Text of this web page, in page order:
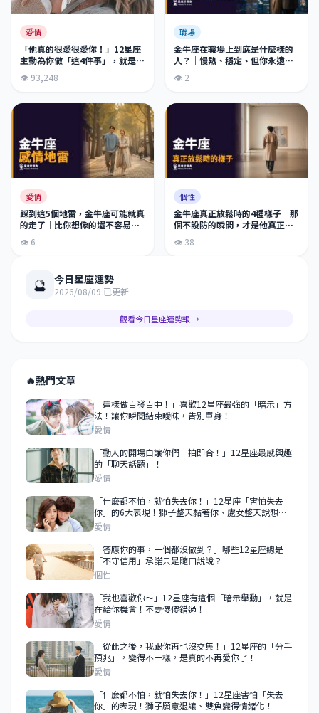
愛情
「他真的很愛很愛你！」12星座
主動為你做「這4件事」，就是真
對你的愛！
👁 93,248
職場
金牛座在職場上到底是什麼樣的
人？｜慢熱、穩定、但你永遠不
👁 2
愛情
踩到這5個地雷，金牛座可能就真
的走了｜比你想像的還不容易挽
👁 6
個性
金牛座真正放鬆時的4種樣子｜那
個不設防的瞬間，才是他真正的
👁 38
🔮 今日星座運勢
2026/08/09 已更新
觀看今日星座運勢報 →
🔥熱門文章
「這樣做百發百中！」喜歡12星座最強的「暗示」方
法！讓你瞬間結束曖昧，告別單身！
愛情
「動人的開場白讓你們一拍即合！」12星座最感興趣
的「聊天話題」！
愛情
「什麼都不怕，就怕失去你！」12星座「害怕失去
你」的6大表現！獅子整天黏著你、處女整天說想
你！
愛情
「答應你的事，一個都沒做到？」哪些12星座總是
「不守信用」承諾只是隨口說說？
個性
「我也喜歡你～」12星座有這個「暗示舉動」，就是
在給你機會！不要傻傻錯過！
愛情
「從此之後，我跟你再也沒交集！」12星座的「分手
預兆」，變得不一樣，是真的不再愛你了！
愛情
「什麼都不怕，就怕失去你！」12星座害怕「失去
你」的表現！獅子願意退讓、雙魚變得情緒化！